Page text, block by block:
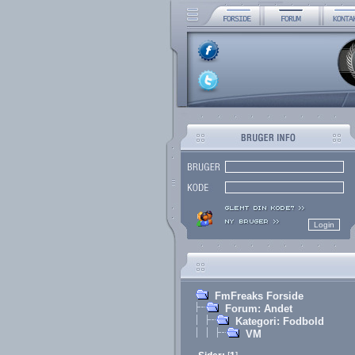
FmFreaks Forside
Forum: Andet
Kategori: Fodbold
VM